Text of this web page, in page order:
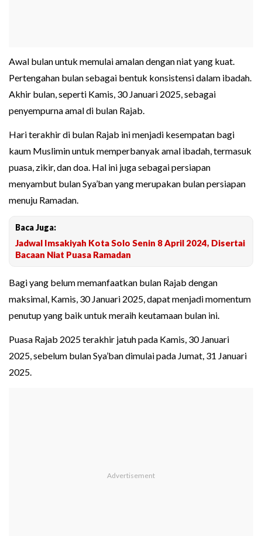
Awal bulan untuk memulai amalan dengan niat yang kuat.
Pertengahan bulan sebagai bentuk konsistensi dalam ibadah.
Akhir bulan, seperti Kamis, 30 Januari 2025, sebagai
penyempurna amal di bulan Rajab.
Hari terakhir di bulan Rajab ini menjadi kesempatan bagi
kaum Muslimin untuk memperbanyak amal ibadah, termasuk
puasa, zikir, dan doa. Hal ini juga sebagai persiapan
menyambut bulan Sya’ban yang merupakan bulan persiapan
menuju Ramadan.
Baca Juga:
Jadwal Imsakiyah Kota Solo Senin 8 April 2024, Disertai
Bacaan Niat Puasa Ramadan
Bagi yang belum memanfaatkan bulan Rajab dengan
maksimal, Kamis, 30 Januari 2025, dapat menjadi momentum
penutup yang baik untuk meraih keutamaan bulan ini.
Puasa Rajab 2025 terakhir jatuh pada Kamis, 30 Januari
2025, sebelum bulan Sya’ban dimulai pada Jumat, 31 Januari
2025.